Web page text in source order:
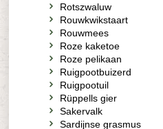
Rotszwaluw
Rouwkwikstaart
Rouwmees
Roze kaketoe
Roze pelikaan
Ruigpootbuizerd
Ruigpootuil
Rüppells gier
Sakervalk
Sardijnse grasmus